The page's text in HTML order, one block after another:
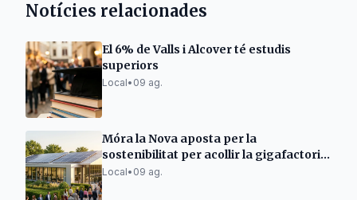
Notícies relacionades
El 6% de Valls i Alcover té estudis
superiors
Local• 09 ag.
Móra la Nova aposta per la
sostenibilitat per acollir la gigafactoria
d'IA
Local• 09 ag.